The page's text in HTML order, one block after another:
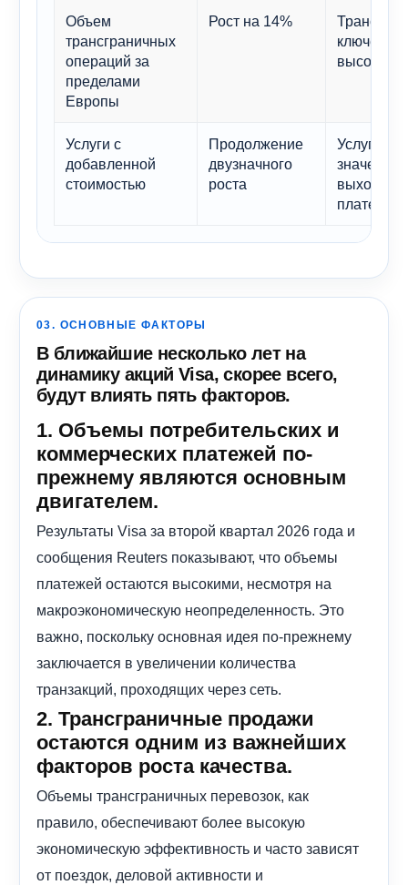
Объем
трансграничных
операций за
пределами
Европы
Рост на 14%
ключевым
высокой
Услуги с
добавленной
стоимостью
Продолжение
двузначного
роста
Услуги
значение
платежей.
03. ОСНОВНЫЕ ФАКТОРЫ
В ближайшие несколько лет на
динамику акций Visa, скорее всего,
будут влиять пять факторов.
1. Объемы потребительских и
коммерческих платежей по-
прежнему являются основным
двигателем.
Результаты Visa за второй квартал 2026 года и
сообщения Reuters показывают, что объемы
платежей остаются высокими, несмотря на
макроэкономическую неопределенность. Это
важно, поскольку основная идея по-прежнему
заключается в увеличении количества
транзакций, проходящих через сеть.
2. Трансграничные продажи
остаются одним из важнейших
факторов роста качества.
Объемы трансграничных перевозок, как
правило, обеспечивают более высокую
экономическую эффективность и часто зависят
от поездок, деловой активности и